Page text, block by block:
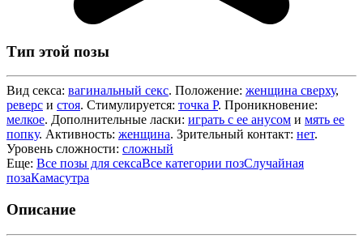
Тип этой позы
Вид секса: вагинальный секс. Положение: женщина сверху,
реверс и стоя. Стимулируется: точка P. Проникновение:
мелкое. Дополнительные ласки: играть с ее анусом и мять ее
попку. Активность: женщина. Зрительный контакт: нет.
Уровень сложности: сложный
Еще: Все позы для сексаВсе категории позСлучайная
позаКамасутра
Описание